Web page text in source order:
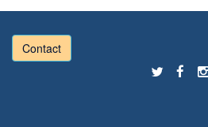
Contact